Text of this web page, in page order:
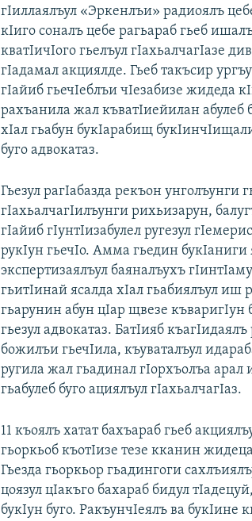
гIиллаялъул «Эркенлъи» радиоялъ
кIиго соналъ цебе рагьараб гьеб
кватIичIого гьелъул гIахьалчагIазе
гIадамал акциялде. Гьеб такъсир
гIайиб гьечIеблъи чIезабизе жидеда
рахъанила жал къватIиейилан абулеб
хIал гьабун букIарабищ
буго адвокатаз.
Гьезул рагIабазда рекъон унголъунги
гIахьалчагIилъунги рихьизарун,
гIайиб гIунтIизабулел ругезул
рукIун гьечIо. Амма гьедин букIаниги
экспертизаялъул баяналъухъ
гьитIинай ясалда хIал гьабиялъул иш
гьарунин абун цIар щвезе къваригIун
гьезул адвокатаз. БатIияб
божилъи гьечIила, къуваталъул
ругила жал гьадинал гIорхъолъа
гьабулеб буго ациялъул гIахьалчагIаз.
11 къоялъ хатат бахъараб гьеб
гьоркьоб къотIизе тезе кканин
Гьезда гьоркьор гьадингоги
цоязул цIакъго бахараб бидул
букIун буго. РакъунчIеялъ ва букIине